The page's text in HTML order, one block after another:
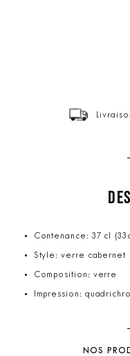
Contenance: 37 cl
Style: verre cabernet
Composition: verre
Impression:
NOS